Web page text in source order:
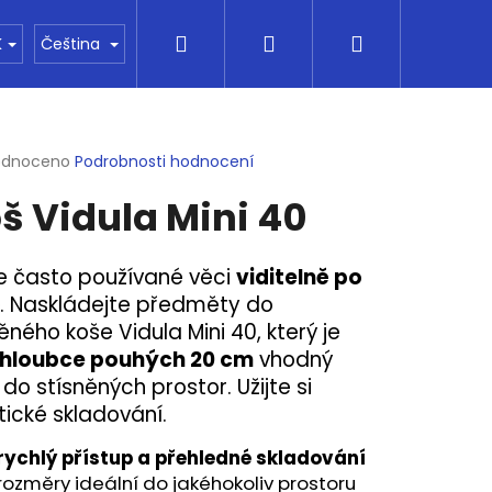
Kontakty Vše o nákupu Financování
Čeština Přihlášení
Podrobnosti hodnocení
Vidula Mini 40
často používané věci viditelně po
. Naskládejte předměty do
koše Vidula Mini 40, který je
hloubce pouhých 20 cmvhodný
stísněných prostor. Užijte si
skladování.
přístup a přehledné skladování
ideální do jakéhokoliv prostoru